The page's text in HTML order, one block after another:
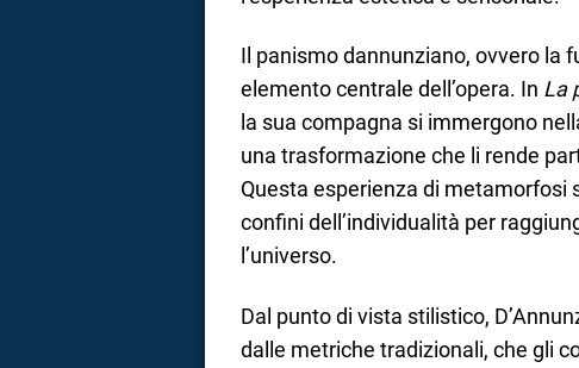
Il panismo dannunziano, ovvero la
elemento centrale dell’opera. In La
la sua compagna si immergono
una trasformazione che li rende
Questa esperienza di metamorfosi
confini dell’individualità per
l’universo.
Dal punto di vista stilistico,
dalle metriche tradizionali, che gli